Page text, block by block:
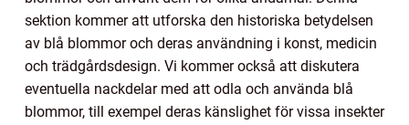
sektion kommer att utforska den historiska betydelsen
av blå blommor och deras användning i konst, medicin
och trädgårdsdesign. Vi kommer också att diskutera
eventuella nackdelar med att odla och använda blå
blommor, till exempel deras känslighet för vissa insekter